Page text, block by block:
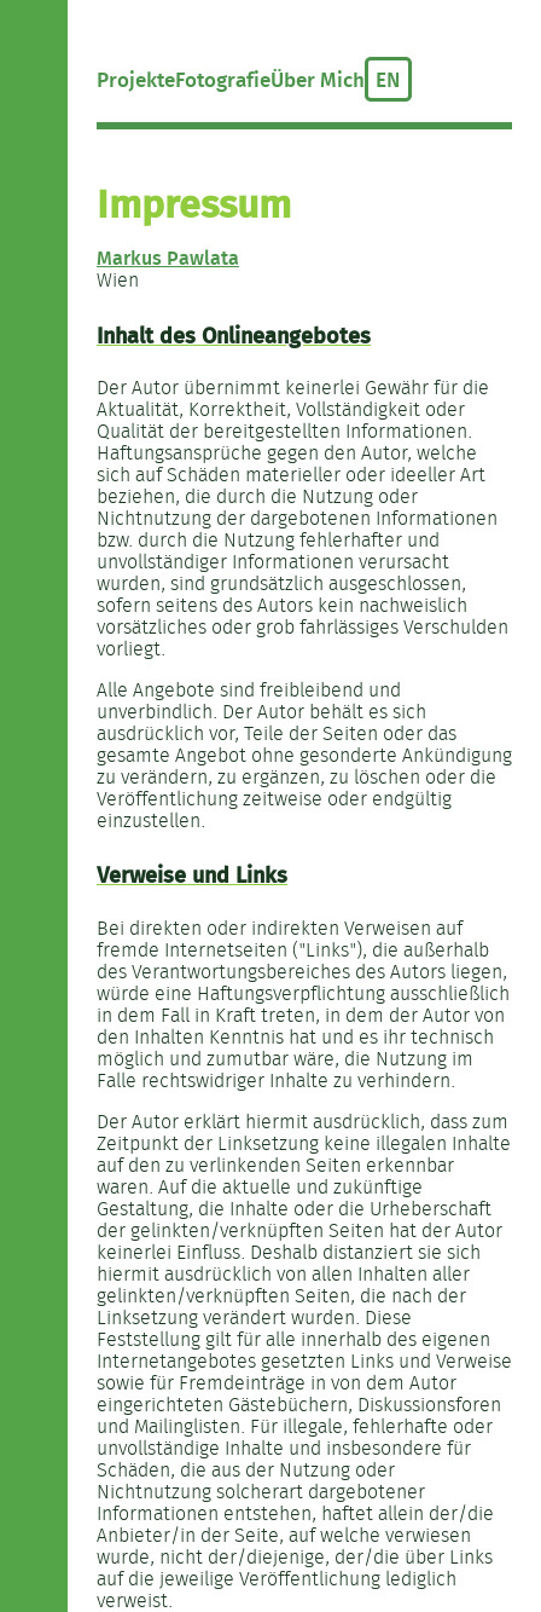
ProjekteFotografieÜber Mich EN
Impressum
Markus Pawlata
Wien
Inhalt des Onlineangebotes
Der Autor übernimmt keinerlei Gewähr für die
Aktualität, Korrektheit, Vollständigkeit oder
Qualität der bereitgestellten Informationen.
Haftungsansprüche gegen den Autor, welche
sich auf Schäden materieller oder ideeller Art
beziehen, die durch die Nutzung oder
Nichtnutzung der dargebotenen Informationen
bzw. durch die Nutzung fehlerhafter und
unvollständiger Informationen verursacht
wurden, sind grundsätzlich ausgeschlossen,
sofern seitens des Autors kein nachweislich
vorsätzliches oder grob fahrlässiges Verschulden
vorliegt.
Alle Angebote sind freibleibend und
unverbindlich. Der Autor behält es sich
ausdrücklich vor, Teile der Seiten oder das
gesamte Angebot ohne gesonderte Ankündigung
zu verändern, zu ergänzen, zu löschen oder die
Veröffentlichung zeitweise oder endgültig
einzustellen.
Verweise und Links
Bei direkten oder indirekten Verweisen auf
fremde Internetseiten ("Links"), die außerhalb
des Verantwortungsbereiches des Autors liegen,
würde eine Haftungsverpflichtung ausschließlich
in dem Fall in Kraft treten, in dem der Autor von
den Inhalten Kenntnis hat und es ihr technisch
möglich und zumutbar wäre, die Nutzung im
Falle rechtswidriger Inhalte zu verhindern.
Der Autor erklärt hiermit ausdrücklich, dass zum
Zeitpunkt der Linksetzung keine illegalen Inhalte
auf den zu verlinkenden Seiten erkennbar
waren. Auf die aktuelle und zukünftige
Gestaltung, die Inhalte oder die Urheberschaft
der gelinkten/verknüpften Seiten hat der Autor
keinerlei Einfluss. Deshalb distanziert sie sich
hiermit ausdrücklich von allen Inhalten aller
gelinkten/verknüpften Seiten, die nach der
Linksetzung verändert wurden. Diese
Feststellung gilt für alle innerhalb des eigenen
Internetangebotes gesetzten Links und Verweise
sowie für Fremdeinträge in von dem Autor
eingerichteten Gästebüchern, Diskussionsforen
und Mailinglisten. Für illegale, fehlerhafte oder
unvollständige Inhalte und insbesondere für
Schäden, die aus der Nutzung oder
Nichtnutzung solcherart dargebotener
Informationen entstehen, haftet allein der/die
Anbieter/in der Seite, auf welche verwiesen
wurde, nicht der/diejenige, der/die über Links
auf die jeweilige Veröffentlichung lediglich
verweist.